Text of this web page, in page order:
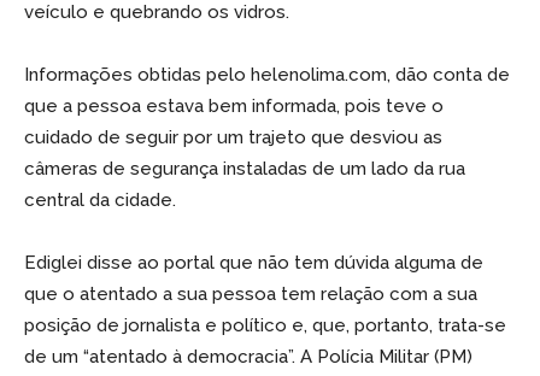
veículo e quebrando os vidros.
Informações obtidas pelo helenolima.com, dão conta de
que a pessoa estava bem informada, pois teve o
cuidado de seguir por um trajeto que desviou as
câmeras de segurança instaladas de um lado da rua
central da cidade.
Ediglei disse ao portal que não tem dúvida alguma de
que o atentado a sua pessoa tem relação com a sua
posição de jornalista e político e, que, portanto, trata-se
de um “atentado à democracia”. A Polícia Militar (PM)